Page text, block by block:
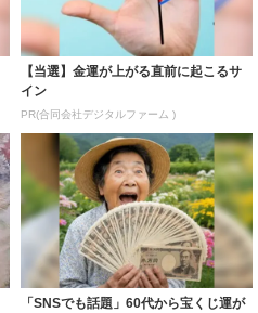
【当選】金運が上がる直前に起こるサ
イン
PR(合同会社デジタルファーム )
「SNSでも話題」60代から宝くじ運が